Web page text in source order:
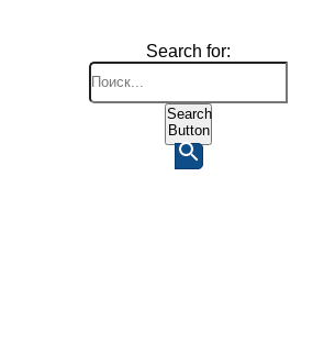
Search for:
Search
Button